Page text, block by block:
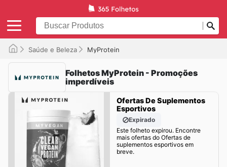
Saúde e Beleza MyProtein
Folhetos MyProtein - Promoções
imperdíveis
Ofertas De Suplementos
Esportivos
Expirado
Este folheto expirou. Encontre
mais ofertas do Ofertas de
suplementos esportivos em
breve.